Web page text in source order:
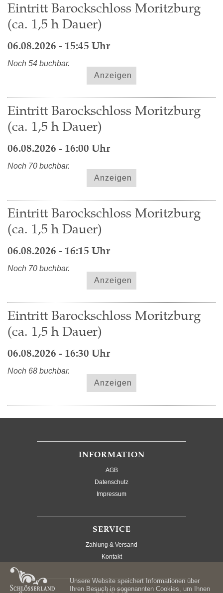
Eintritt Barockschloss Moritzburg
(ca. 1,5 h Dauer)
06.08.2026 - 15:45 Uhr
Noch 54 buchbar.
Anzeigen
Eintritt Barockschloss Moritzburg
(ca. 1,5 h Dauer)
06.08.2026 - 16:00 Uhr
Noch 70 buchbar.
Anzeigen
Eintritt Barockschloss Moritzburg
(ca. 1,5 h Dauer)
06.08.2026 - 16:15 Uhr
Noch 70 buchbar.
Anzeigen
Eintritt Barockschloss Moritzburg
(ca. 1,5 h Dauer)
06.08.2026 - 16:30 Uhr
Noch 68 buchbar.
Anzeigen
INFORMATION
AGB
Datenschutz
Impressum
SERVICE
Zahlung & Versand
Kontakt
Unsere Website speichert Informationen über
Ihren Besuch in sogenannten Cookies, um Ihnen